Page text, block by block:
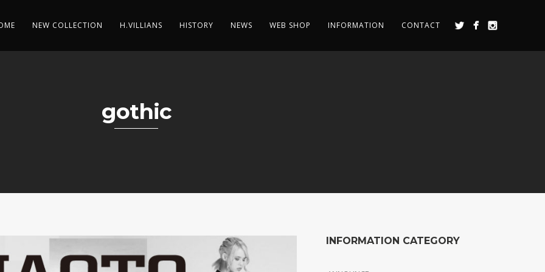
NEW COLLECTION H.VILLIANS HISTORY NEWS WEB SHOP INFORMATION CONTACT
gothic
INFORMATION CATEGORY